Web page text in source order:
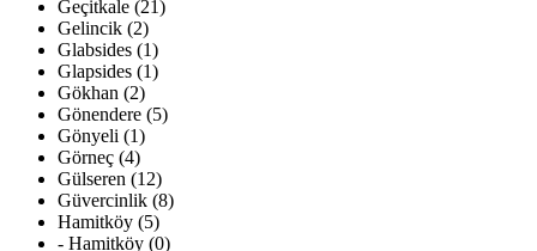
Geçitkale (21)
Gelincik (2)
Glabsides (1)
Glapsides (1)
Gökhan (2)
Gönendere (5)
Gönyeli (1)
Görneç (4)
Gülseren (12)
Güvercinlik (8)
Hamitköy (5)
- Hamitköy (0)